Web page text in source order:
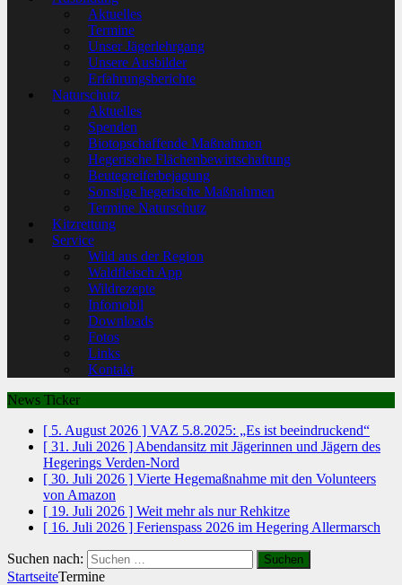
Aktuelles
Termine
Unser Jägerlehrgang
Unsere Ausbilder
Erfahrungsberichte
Naturschutz
Aktuelles
Spenden
Biotopschaffende Maßnahmen
Hegerische Flächenbewirtschaftung
Beutegreiferbejagung
Sonstige hegerische Maßnahmen
Termine Naturschutz
Kitzrettung
Service
Wild aus der Region
Waldfleisch App
Wildrezepte
Infomobil
Downloads
Fotos
Links
Kontakt
News Ticker
[ 5. August 2026 ] VAZ 5.8.2025: „Es ist beeindruckend“
[ 31. Juli 2026 ] Abendansitz mit Jägerinnen und Jägern des
Hegerings Verden-Nord
[ 30. Juli 2026 ] Vierte Hegemaßnahme mit den Volunteers
von Amazon
[ 19. Juli 2026 ] Weit mehr als nur Rehkitze
[ 16. Juli 2026 ] Ferienspass 2026 im Hegering Allermarsch
Suchen nach:
StartseiteTermine